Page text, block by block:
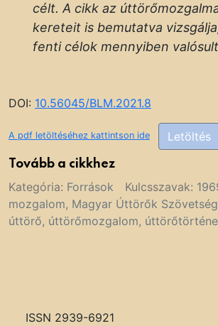
célt. A cikk az
kereteit is bemutatva
fenti célok mennyiben
DOI: 10.56045/BLM.2021.8
A pdf letöltéséhez kattintson ide Letöltés
Tovább a cikkhez
Kategória: Források Kulcsszavak:
mozgalom, Magyar Úttörők
úttörő, úttörőmozgalom,
ISSN 2939-6921